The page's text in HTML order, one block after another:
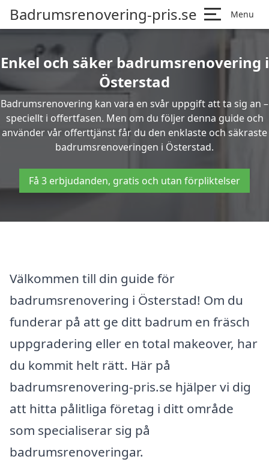
Badrumsrenovering-pris.se Menu
Enkel och säker badrumsrenovering i
Österstad
Badrumsrenovering kan vara en svår uppgift att ta sig an –
speciellt i offertfasen. Men om du följer denna guide och
använder vår offerttjänst får du den enklaste och säkraste
badrumsrenoveringen i Österstad.
Få 3 erbjudanden, gratis och utan förpliktelser
Välkommen till din guide för
badrumsrenovering i Österstad! Om du
funderar på att ge ditt badrum en fräsch
uppgradering eller en total makeover, har
du kommit helt rätt. Här på
badrumsrenovering-pris.se hjälper vi dig
att hitta pålitliga företag i ditt område
som specialiserar sig på
badrumsrenoveringar.